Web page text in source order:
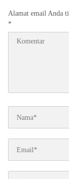
Alamat email Anda
*